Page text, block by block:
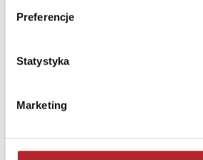
Preferencje
Statystyka
Marketing
Korzystając z dorobku neurologii,
kulturową zmianę w dziedzinie
dr Amishi Jha, neurolog i
SZCZEGÓŁY